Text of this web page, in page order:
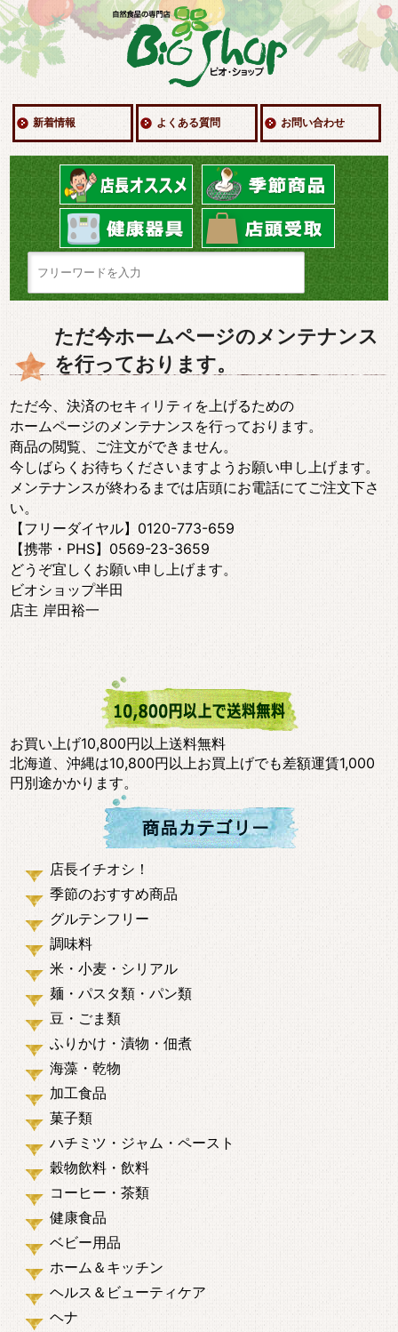
新着情報 よくある質問 お問い合わせ
ただ今ホームページのメンテナンス
を行っております。
ただ今、決済のセキィリティを上げるための
ホームページのメンテナンスを行っております。
商品の閲覧、ご注文ができません。
今しばらくお待ちくださいますようお願い申し上げます。
メンテナンスが終わるまでは店頭にお電話にてご注文下さ
い。
【フリーダイヤル】0120-773-659
【携帯・PHS】0569-23-3659
どうぞ宜しくお願い申し上げます。
ビオショップ半田
店主 岸田裕一
お買い上げ10,800円以上送料無料
北海道、沖縄は10,800円以上お買上げでも差額運賃1,000
円別途かかります。
店長イチオシ！
季節のおすすめ商品
グルテンフリー
調味料
米・小麦・シリアル
麺・パスタ類・パン類
豆・ごま類
ふりかけ・漬物・佃煮
海藻・乾物
加工食品
菓子類
ハチミツ・ジャム・ペースト
穀物飲料・飲料
コーヒー・茶類
健康食品
ベビー用品
ホーム＆キッチン
ヘルス＆ビューティケア
ヘナ